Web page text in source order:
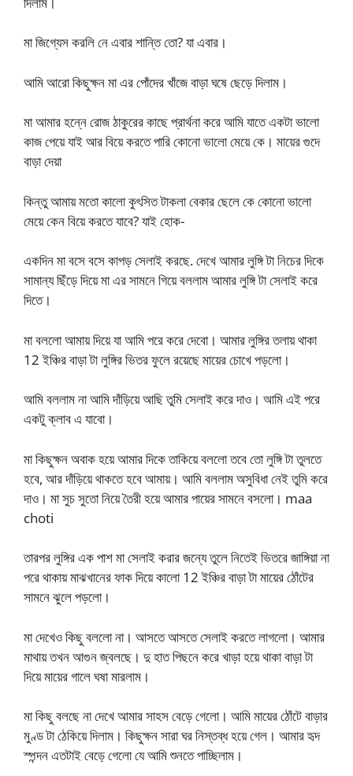
মা জিগ্যেস করলি নে এবার শান্তি তো? যা এবার।
আমি আরো কিছুক্ষন মা এর পোঁদের খাঁজে বাড়া ঘষে ছেড়ে দিলাম।
মা আমার হন্নে রোজ ঠাকুরের কাছে প্রার্থনা করে আমি যাতে একটা ভালো
কাজ পেয়ে যাই আর বিয়ে করতে পারি কোনো ভালো মেয়ে কে। মায়ের গুদে
বাড়া দেয়া
কিন্তু আমায় মতো কালো কুৎসিত টাকলা বেকার ছেলে কে কোনো ভালো
মেয়ে কেন বিয়ে করতে যাবে? যাই হোক-
একদিন মা বসে বসে কাপড় সেলাই করছে. দেখে আমার লুঙ্গি টা নিচের দিকে
সামান্য ছিঁড়ে দিয়ে মা এর সামনে গিয়ে বললাম আমার লুঙ্গি টা সেলাই করে
দিতে।
মা বললো আমায় দিয়ে যা আমি পরে করে দেবো। আমার লুঙ্গির তলায় থাকা
12 ইঞ্চির বাড়া টা লুঙ্গির ভিতর ফুলে রয়েছে মায়ের চোখে পড়লো।
আমি বললাম না আমি দাঁড়িয়ে আছি তুমি সেলাই করে দাও। আমি এই পরে
একটু ক্লাব এ যাবো।
মা কিছুক্ষন অবাক হয়ে আমার দিকে তাকিয়ে বললো তবে তো লুঙ্গি টা তুলতে
হবে, আর দাঁড়িয়ে থাকতে হবে আমায়। আমি বললাম অসুবিধা নেই তুমি করে
দাও। মা সুচ সুতো নিয়ে তৈরী হয়ে আমার পায়ের সামনে বসলো। maa
choti
তারপর লুঙ্গির এক পাশ মা সেলাই করার জন্যে তুলে নিতেই ভিতরে জাঙ্গিয়া না
পরে থাকায় মাঝখানের ফাক দিয়ে কালো 12 ইঞ্চির বাড়া টা মায়ের ঠোঁটের
সামনে ঝুলে পড়লো।
মা দেখেও কিছু বললো না। আসতে আসতে সেলাই করতে লাগলো। আমার
মাথায় তখন আগুন জ্বলছে। দু হাত পিছনে করে খাড়া হয়ে থাকা বাড়া টা
দিয়ে মায়ের গালে ঘষা মারলাম।
মা কিছু বলছে না দেখে আমার সাহস বেড়ে গেলো। আমি মায়ের ঠোঁটে বাড়ার
মুণ্ড টা ঠেকিয়ে দিলাম। কিছুক্ষন সারা ঘর নিস্তব্ধ হয়ে গেল। আমার হৃদ
স্পন্দন এতটাই বেড়ে গেলো যে আমি শুনতে পাচ্ছিলাম।